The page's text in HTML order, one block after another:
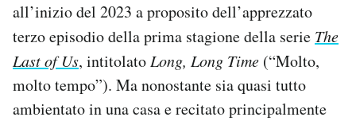
all’inizio del 2023 a proposito dell’apprezzato
terzo episodio della prima stagione della serie The
Last of Us, intitolato Long, Long Time (“Molto,
molto tempo”). Ma nonostante sia quasi tutto
ambientato in una casa e recitato principalmente